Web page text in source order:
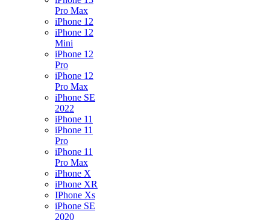
Pro Max
iPhone 12
iPhone 12
Mini
iPhone 12
Pro
iPhone 12
Pro Max
iPhone SE
2022
iPhone 11
iPhone 11
Pro
iPhone 11
Pro Max
iPhone X
iPhone XR
IPhone Xs
iPhone SE
2020